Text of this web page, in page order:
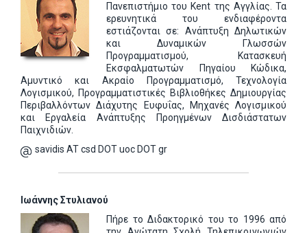
Πανεπιστήμιο του Kent της Αγγλίας. Τα
ερευνητικά του ενδιαφέροντα
εστιάζονται σε: Ανάπτυξη Δηλωτικών
και Δυναμικών Γλωσσών
Προγραμματισμού, Κατασκευή
Εκσφαλματωτών Πηγαίου Κώδικα,
Αμυντικό και Ακραίο Προγραμματισμό, Τεχνολογία
Λογισμικού, Προγραμματιστικές Βιβλιοθήκες Δημιουργίας
Περιβαλλόντων Διάχυτης Ευφυΐας, Μηχανές Λογισμικού
και Εργαλεία Ανάπτυξης Προηγμένων Δισδιάστατων
Παιχνιδιών.
savidis AT csd DOT uoc DOT gr
Ιωάννης Στυλιανού
Πήρε το Διδακτορικό του το 1996 από